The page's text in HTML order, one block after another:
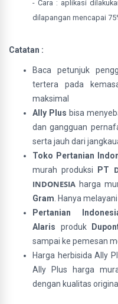
- Cara : aplikasi
dilapangan mencapai
Catatan :
Baca petunjuk
tertera pada
maksimal
Ally Plus bisa
dan gangguan
serta jauh dari
Toko Pertanian
murah produksi PT
INDONESIA harga
Gram . Hanya
Pertanian
Alaris produk
sampai ke pemesan
Harga herbisida Ally
Ally Plus harga
dengan kualitas